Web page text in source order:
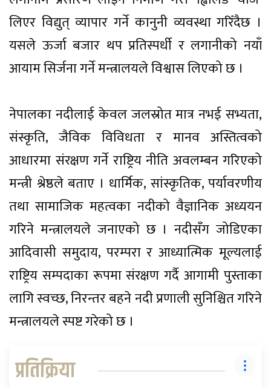
लिएर विद्युत् व्यापार गर्ने कानुनी व्यवस्था गरिँदैछ ।
यसले ऊर्जा बजार थप प्रतिस्पर्धी र लगानीको नयाँ
आयाम सिर्जना गर्ने मन्त्रालयले विश्वास लिएको छ ।
नेपालका नदीलाई केवल जलस्रोत मात्र नभई सभ्यता,
संस्कृति, जैविक विविधता र मानव अस्तित्वको
आधारमा संरक्षण गर्ने राष्ट्रिय नीति अवलम्बन गरिएको
मन्त्री श्रेष्ठले बताए । धार्मिक, सांस्कृतिक, पर्यावरणीय
तथा सामाजिक महत्वका नदीको वैज्ञानिक अध्ययन
गरिने मन्त्रालयले जनाएको छ । नदीसँग जोडिएका
आदिवासी समुदाय, परम्परा र आध्यात्मिक मूल्यलाई
राष्ट्रिय सम्पदाका रूपमा संरक्षण गर्दै आगामी पुस्ताका
लागि स्वच्छ, निरन्तर बहने नदी प्रणाली सुनिश्चित गरिने
मन्त्रालयले स्पष्ट गरेको छ ।
प्रतिक्रिया